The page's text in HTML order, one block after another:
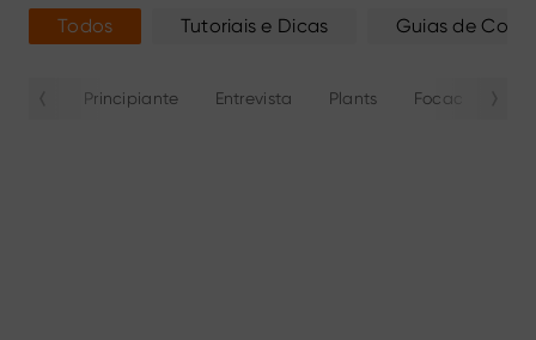
Todos Tutoriais e Dicas Guias de
Principiante Entrevista Plants Focado